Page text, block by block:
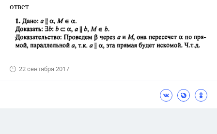
ответ
22 сентября 2017